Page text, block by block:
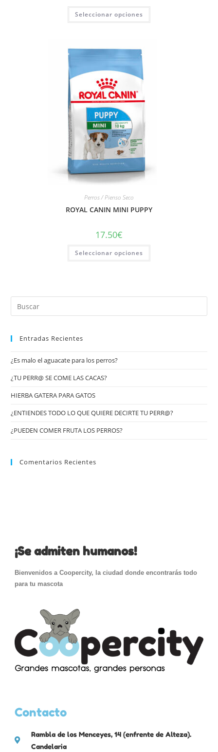
Seleccionar opciones
Perros / Pienso Seco
ROYAL CANIN MINI PUPPY
17.50€
Seleccionar opciones
Entradas Recientes
¿Es malo el aguacate para los perros?
¿TU PERR@ SE COME LAS CACAS?
HIERBA GATERA PARA GATOS
¿ENTIENDES TODO LO QUE QUIERE DECIRTE TU PERR@?
¿PUEDEN COMER FRUTA LOS PERROS?
Comentarios Recientes
¡Se admiten humanos!
Bienvenidos a Coopercity, la ciudad donde encontrarás todo
para tu mascota
Contacto
Rambla de los Menceyes, 14 (enfrente de Alteza).
Candelaria